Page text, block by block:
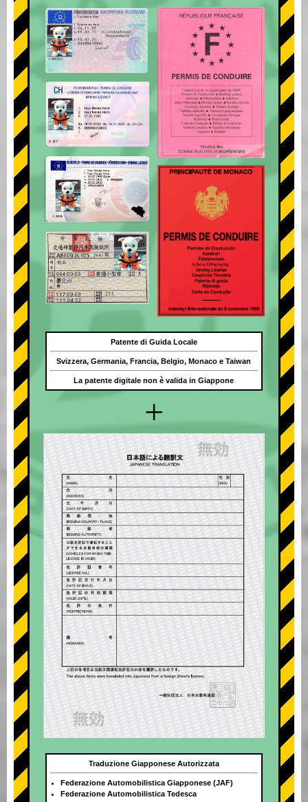
+
Patente di Guida Locale
Svizzera, Germania, Francia, Belgio, Monaco e Taiwan
La patente digitale non è valida in Giappone
Traduzione Giapponese Autorizzata
Federazione Automobilistica Giapponese (JAF)
Federazione Automobilistica Tedesca